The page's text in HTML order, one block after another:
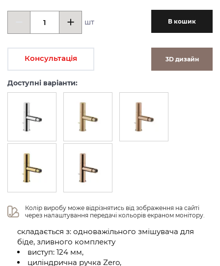
шт В кошик
Консультація 3D дизайн
Доступні варіанти:
Колір виробу може відрізнятись від зображення на сайті
через налаштування передачі кольорів екраном монітору.
складається з: одноважільного змішувача для
біде, зливного комплекту
виступ: 124 мм,
циліндрична ручка Zero,